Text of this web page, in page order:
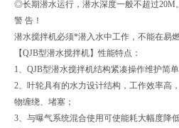
◎长期潜水运行，潜水深度一般不超过20M。
警 告！
潜水搅拌机必须*潜入水中工作，不能在易
【QJB型潜水搅拌机】性能特点：
1、QJB型潜水搅拌机结构紧凑操作维护简
2、叶轮具有的水力设计结构，工作效率高
物缠绕、堵塞；
3、与曝气系统混合使用可使能耗大幅度降